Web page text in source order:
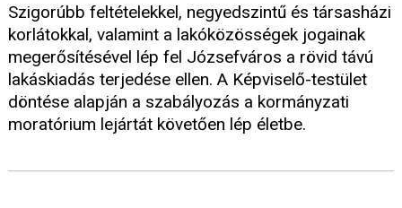
Szigorúbb feltételekkel, negyedszintű és társasházi
korlátokkal, valamint a lakóközösségek jogainak
megerősítésével lép fel Józsefváros a rövid távú
lakáskiadás terjedése ellen. A Képviselő-testület
döntése alapján a szabályozás a kormányzati
moratórium lejártát követően lép életbe.